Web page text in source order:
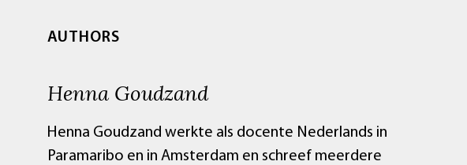
AUTHORS
Henna Goudzand
Henna Goudzand werkte als docente Nederlands in
Paramaribo en in Amsterdam en schreef meerdere